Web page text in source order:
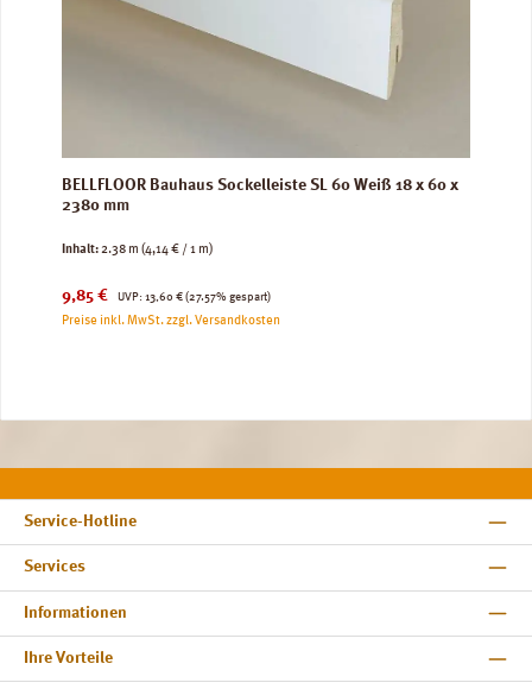
BELLFLOOR Bauhaus Sockelleiste SL 60 Weiß 18 x 60 x
2380 mm
Inhalt:2.38 m (4,14 € / 1 m)
Verkaufspreis:
9,85 € UVP:
Regulärer Preis:
13,60 € (27.57% gespart)
Preise inkl. MwSt. zzgl. Versandkosten
Service-Hotline
Services
Informationen
Ihre Vorteile